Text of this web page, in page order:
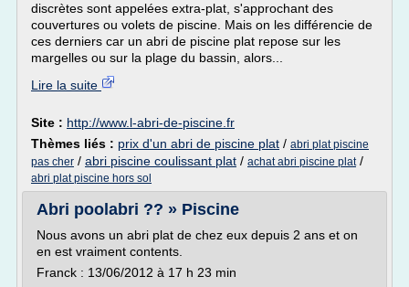
discrètes sont appelées extra-plat, s'approchant des
couvertures ou volets de piscine. Mais on les différencie de
ces derniers car un abri de piscine plat repose sur les
margelles ou sur la plage du bassin, alors...
Lire la suite
Site : http://www.l-abri-de-piscine.fr
Thèmes liés : prix d'un abri de piscine plat / abri plat piscine
pas cher / abri piscine coulissant plat / achat abri piscine plat/
abri plat piscine hors sol
Abri poolabri ?? » Piscine
Nous avons un abri plat de chez eux depuis 2 ans et on
en est vraiment contents.
Franck : 13/06/2012 à 17 h 23 min